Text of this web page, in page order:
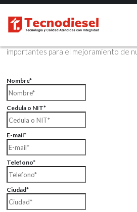
Contáctenos Vía Email
Envíenos sus datos con sus
importantes para el mejoramiento de
Nombre*
Cedula o NIT*
E-mail*
Telefono*
Ciudad*